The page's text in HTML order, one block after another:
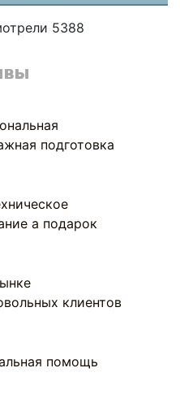
5388
подготовка
а подарок
клиентов
помощь